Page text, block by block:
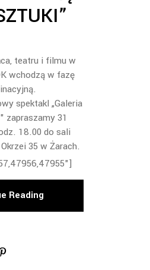
teatru i filmu w
wchodzą w fazę
spektakl „Galeria
zapraszamy 31
18.00 do sali
35 w Żarach.
Reading